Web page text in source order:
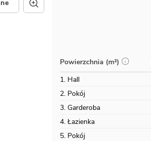
Powierzchnia (m²)
1. Hall
2. Pokój
3. Garderoba
4. Łazienka
5. Pokój